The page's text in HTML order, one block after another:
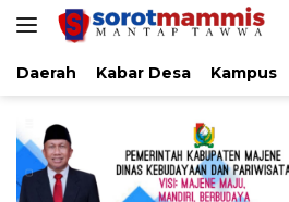
Langsung
Daerah Kabar Desa Kampus